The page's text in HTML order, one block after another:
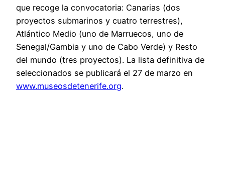
que recoge la convocatoria: Canarias (dos
proyectos submarinos y cuatro terrestres),
Atlántico Medio (uno de Marruecos, uno de
Senegal/Gambia y uno de Cabo Verde) y Resto
del mundo (tres proyectos). La lista definitiva de
seleccionados se publicará el 27 de marzo en
www.museosdetenerife.org.